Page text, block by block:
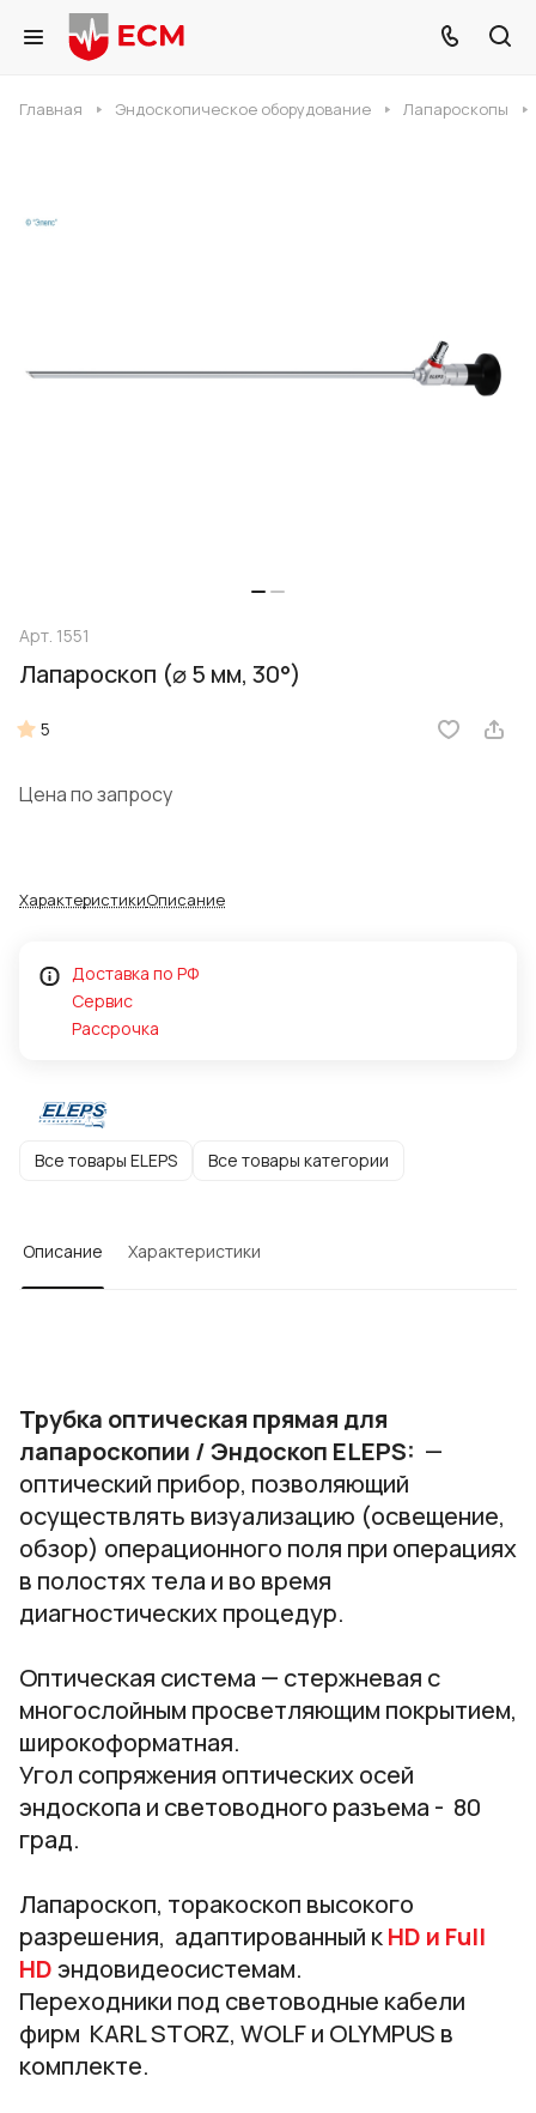
Главная Эндоскопическое оборудование Лапароскопы
Арт. 1551
Лапароскоп (⌀ 5 мм, 30°)
5
Цена по запросу
ХарактеристикиОписание
Доставка по РФ
Сервис
Рассрочка
Все товары ELEPS Все товары категории
Описание Характеристики
Трубка оптическая прямая для
лапароскопии / Эндоскоп ELEPS: —
оптический прибор, позволяющий
осуществлять визуализацию (освещение,
обзор) операционного поля при операциях
в полостях тела и во время
диагностических процедур.
Оптическая система — стержневая с
многослойным просветляющим покрытием,
широкоформатная.
Угол сопряжения оптических осей
эндоскопа и световодного разъема - 80
град.
Лапароскоп, торакоскоп высокого
разрешения, адаптированный кHD и Full
HDэндовидеосистемам.
Переходники под световодные кабели
фирм KARL STORZ, WOLF и OLYMPUS в
комплекте.